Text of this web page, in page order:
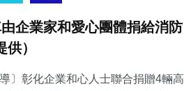
企業家和愛心團體捐給消防
）
〕彰化企業和心人士聯合捐贈4輛高